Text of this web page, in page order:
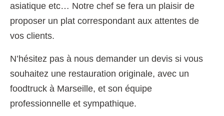
asiatique etc… Notre chef se fera un plaisir de
proposer un plat correspondant aux attentes de
vos clients.
N’hésitez pas à nous demander un devis si vous
souhaitez une restauration originale, avec un
foodtruck à Marseille, et son équipe
professionnelle et sympathique.